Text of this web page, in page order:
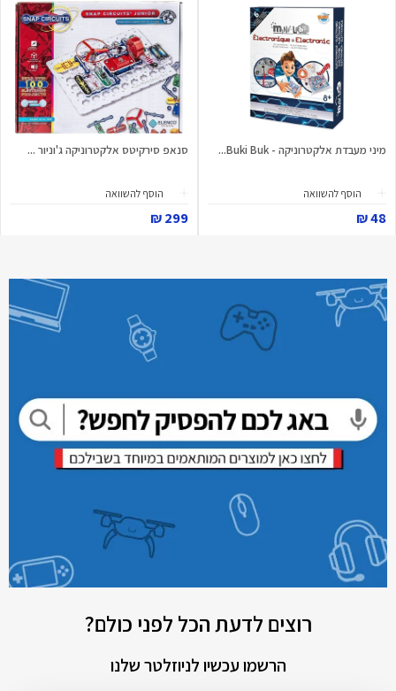
מיני מעבדת אלקטרוניקה - Buki Buk...
הוסף להשוואה
48 ₪
סנאפ סירקיטס אלקטרוניקה ג'וניור ...
הוסף להשוואה
299 ₪
רוצים לדעת הכל לפני כולם?
הרשמו עכשיו לניוזלטר שלנו